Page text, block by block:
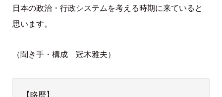
日本の政治・行政システムを考える時期に来ていると
思います。
（聞き手・構成 冠木雅夫）
【略歴】